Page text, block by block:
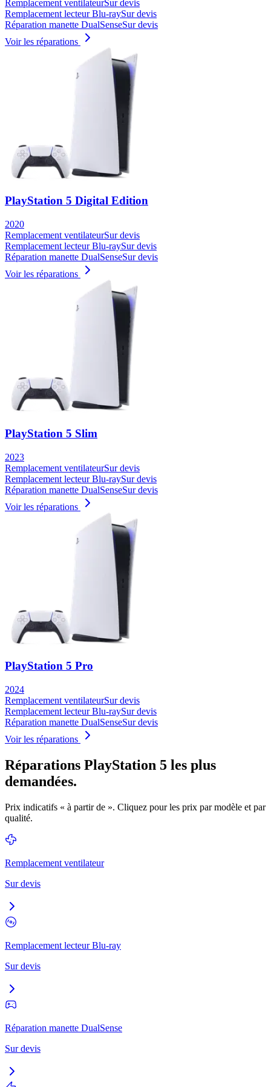
Remplacement ventilateurSur devis
Remplacement lecteur Blu-raySur devis
Réparation manette DualSenseSur devis
Voir les réparations
PlayStation 5 Digital Edition
2020
Remplacement ventilateurSur devis
Remplacement lecteur Blu-raySur devis
Réparation manette DualSenseSur devis
Voir les réparations
PlayStation 5 Slim
2023
Remplacement ventilateurSur devis
Remplacement lecteur Blu-raySur devis
Réparation manette DualSenseSur devis
Voir les réparations
PlayStation 5 Pro
2024
Remplacement ventilateurSur devis
Remplacement lecteur Blu-raySur devis
Réparation manette DualSenseSur devis
Voir les réparations
Réparations PlayStation 5 les plus
demandées.
Prix indicatifs « à partir de ». Cliquez pour les prix par modèle et par
qualité.
Remplacement ventilateur
Sur devis
Remplacement lecteur Blu-ray
Sur devis
Réparation manette DualSense
Sur devis